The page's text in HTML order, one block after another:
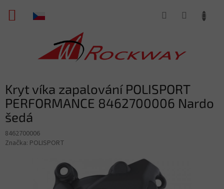
obsah
NÁKUPNÍ
Kryt víka zapalování POLISPORT
PERFORMANCE 8462700006 Nardo
šedá
8462700006
Značka: POLISPORT